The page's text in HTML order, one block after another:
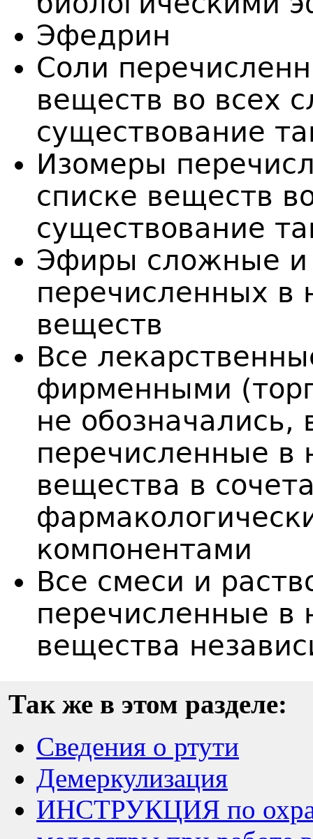
Эфедрин
Соли
веществ во всех
существование
Изомеры
списке веществ
существование
Эфиры сложные и
перечисленных в
веществ
Все
фирменными
не обозначались,
перечисленные в
вещества в
компонентами
Все смеси и
перечисленные в
вещества
Так же в этом разделе:
Сведения о ртути
Демеркулизация
ИНСТРУКЦИЯ по